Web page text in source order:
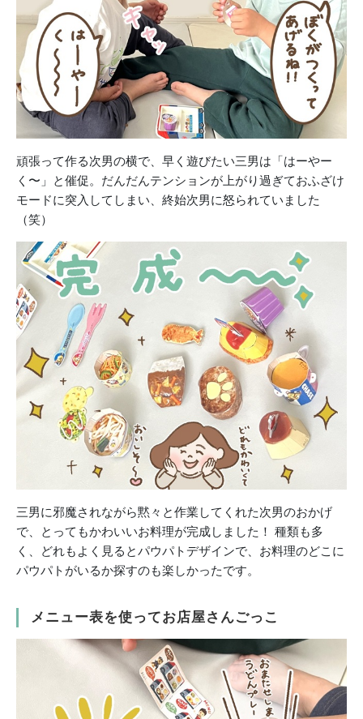
頑張って作る次男の横で、早く遊びたい三男は「はーやー
く〜」と催促。だんだんテンションが上がり過ぎておふざけ
モードに突入してしまい、終始次男に怒られていました
（笑）
三男に邪魔されながら黙々と作業してくれた次男のおかげ
で、
とってもかわいいお料理が完成しました！ 種類も多
く、
どれもよく見るとパウパトデザインで、お料理のどこに
パウパトがいるか探すのも楽しかったです。
メニュー表を使ってお店屋さんごっこ